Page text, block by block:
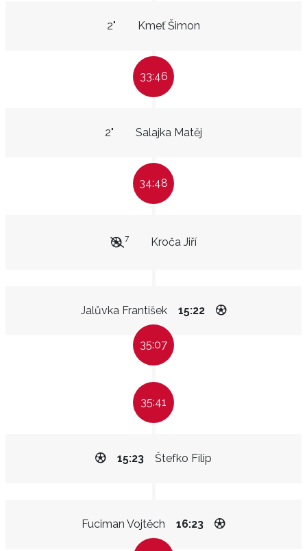
Kmeť Šimon
2"
33:46
Salajka Matěj
2"
34:48
Kroča Jiří
7
Jalůvka František 15:22
35:07
35:41
Štefko Filip
15:23
Fuciman Vojtěch 16:23